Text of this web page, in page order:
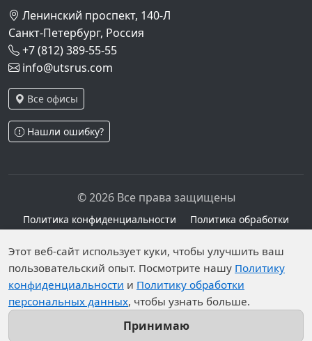
Ленинский проспект, 140-Л
Санкт-Петербург, Россия
+7 (812) 389-55-55
info@utsrus.com
Все офисы
Нашли ошибку?
© 2026 Все права защищены
Политика конфиденциальности
Политика обработки
персональных данных
Персональные данные опубликованы на сайте при
наличии правовых оснований в соответствии с ч.1
ст.6 и ст.10.1 152-ФЗ. Субъектами установлены
запреты на обработку неограниченных кругом лиц
опубликованных персональных данных.
Этот веб-сайт использует куки, чтобы улучшить ваш
пользовательский опыт. Посмотрите нашу Политику
конфиденциальности и Политику обработки
персональных данных, чтобы узнать больше.
Принимаю